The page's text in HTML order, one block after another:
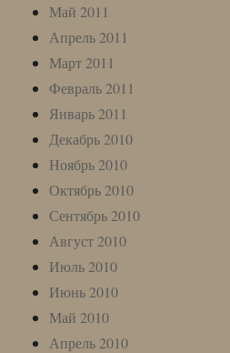
Май 2011
Апрель 2011
Март 2011
Февраль 2011
Январь 2011
Декабрь 2010
Ноябрь 2010
Октябрь 2010
Сентябрь 2010
Август 2010
Июль 2010
Июнь 2010
Май 2010
Апрель 2010